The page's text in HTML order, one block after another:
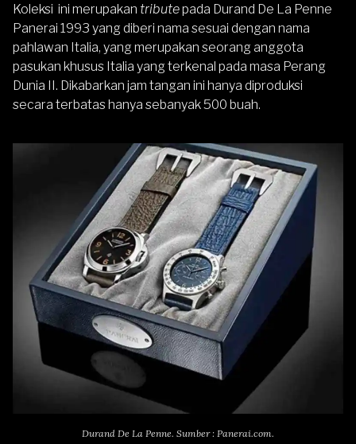
Koleksi ini merupakan tributepada Durand De La Penne
Panerai 1993 yang diberi nama sesuai dengan nama
pahlawan Italia, yang merupakan seorang anggota
pasukan khusus Italia yang terkenal pada masa Perang
Dunia II. Dikabarkan jam tangan ini hanya diproduksi
secara terbatas hanya sebanyak 500 buah.
Durand De La Penne. Sumber : Panerai.com.